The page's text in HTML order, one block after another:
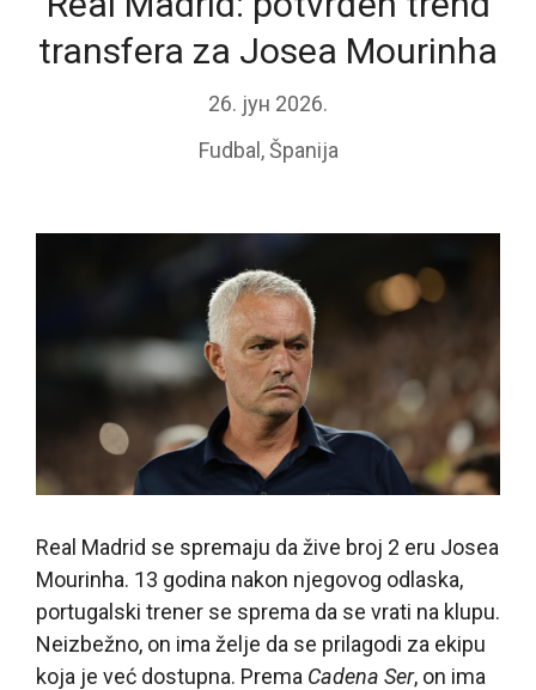
transfera za Josea Mourinha
26. јун 2026.
Fudbal ,Španija
Real Madrid se spremaju da žive broj 2 eru Josea
Mourinha. 13 godina nakon njegovog odlaska,
portugalski trener se sprema da se vrati na klupu.
Neizbežno, on ima želje da se prilagodi za ekipu
koja je već dostupna. Prema Cadena Ser, on ima